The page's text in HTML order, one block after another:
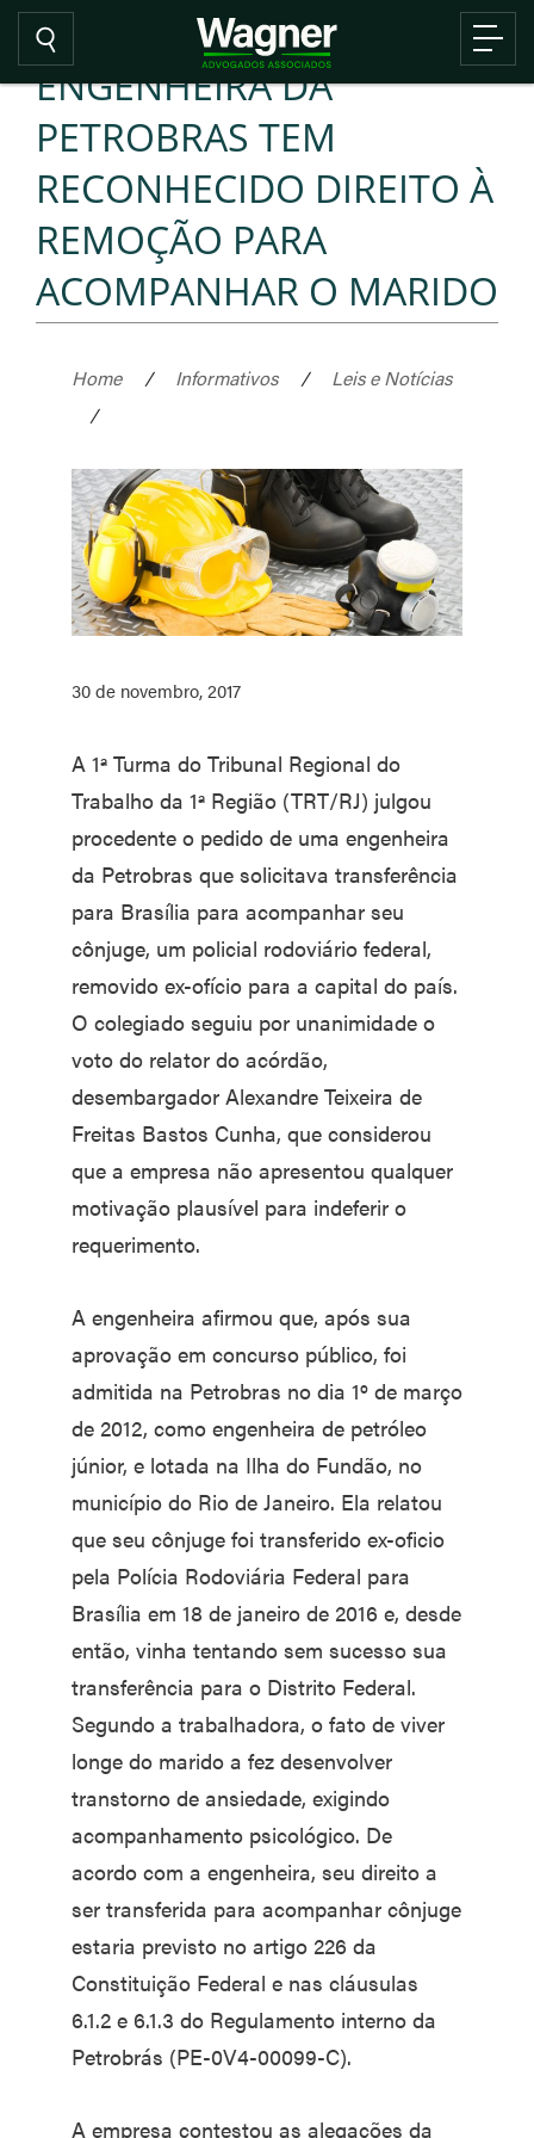
ENGENHEIRA DA
PETROBRAS TEM
RECONHECIDO DIREITO À
REMOÇÃO PARA
ACOMPANHAR O MARIDO
Home / Informativos /
Leis e Notícias
/
30 de novembro, 2017
A 1ª Turma do Tribunal Regional do
Trabalho da 1ª Região (TRT/RJ) julgou
procedente o pedido de uma engenheira
da Petrobras que solicitava transferência
para Brasília para acompanhar seu
cônjuge, um policial rodoviário federal,
removido ex-ofício para a capital do país.
O colegiado seguiu por unanimidade o
voto do relator do acórdão,
desembargador Alexandre Teixeira de
Freitas Bastos Cunha, que considerou
que a empresa não apresentou qualquer
motivação plausível para indeferir o
requerimento.
A engenheira afirmou que, após sua
aprovação em concurso público, foi
admitida na Petrobras no dia 1º de março
de 2012, como engenheira de petróleo
júnior, e lotada na Ilha do Fundão, no
município do Rio de Janeiro. Ela relatou
que seu cônjuge foi transferido ex-oficio
pela Polícia Rodoviária Federal para
Brasília em 18 de janeiro de 2016 e, desde
então, vinha tentando sem sucesso sua
transferência para o Distrito Federal.
Segundo a trabalhadora, o fato de viver
longe do marido a fez desenvolver
transtorno de ansiedade, exigindo
acompanhamento psicológico. De
acordo com a engenheira, seu direito a
ser transferida para acompanhar cônjuge
estaria previsto no artigo 226 da
Constituição Federal e nas cláusulas
6.1.2 e 6.1.3 do Regulamento interno da
Petrobrás (PE-0V4-00099-C).
A empresa contestou as alegações da